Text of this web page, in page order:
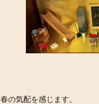
春の気配を感じます。